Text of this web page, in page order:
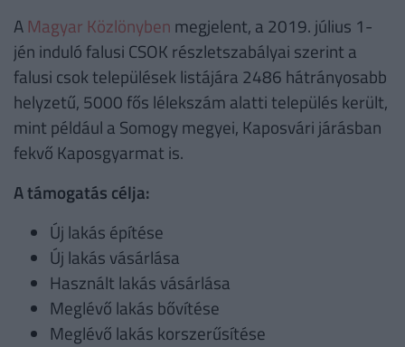
A Magyar Közlönyben megjelent, a 2019. július 1-
jén induló falusi CSOK részletszabályai szerint a
falusi csok települések listájára 2486 hátrányosabb
helyzetű, 5000 fős lélekszám alatti település került,
mint például a Somogy megyei, Kaposvári járásban
fekvő Kaposgyarmat is.
A támogatás célja:
Új lakás építése
Új lakás vásárlása
Használt lakás vásárlása
Meglévő lakás bővítése
Meglévő lakás korszerűsítése